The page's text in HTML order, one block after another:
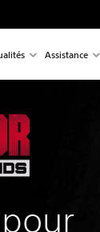
Assistance